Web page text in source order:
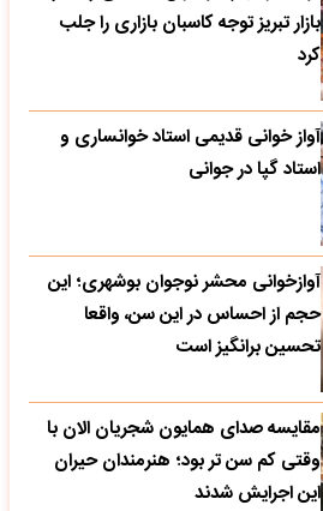
بازار تبریز توجه کاسبان بازاری را جلب
کرد
آواز خوانی قدیمی استاد خوانساری و
استاد گپا در جوانی
آوازخوانی محشر نوجوان بوشهری؛ این
حجم از احساس در این سن، واقعا
تحسین‌ برانگیز است
مقایسه صدای همایون شجریان الان با
وقتی کم سن تر بود؛ هنرمندان حیران
این اجرایش شدند